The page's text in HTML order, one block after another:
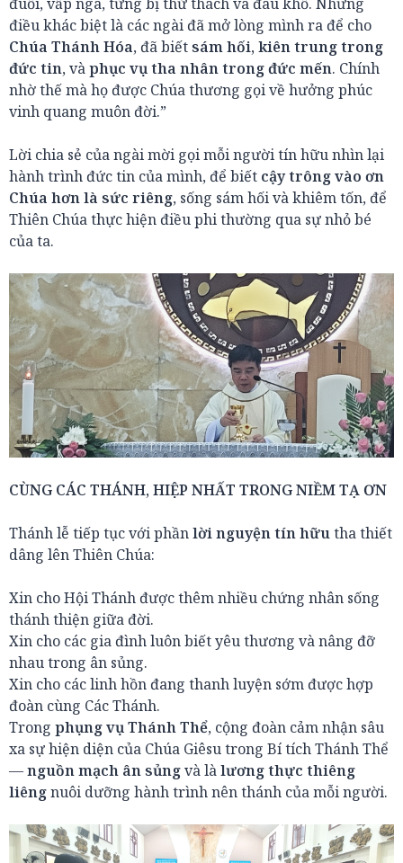
điều khác biệt là các ngài đã mở lòng mình ra để cho
Chúa Thánh Hóa, đã biếtsám hối, kiên trung trong
đức tin, vàphục vụ tha nhân trong đức mến. Chính
nhờ thế mà họ được Chúa thương gọi về hưởng phúc
vinh quang muôn đời.”
Lời chia sẻ của ngài mời gọi mỗi người tín hữu nhìn lại
hành trình đức tin của mình, để biết cậy trông vào ơn
Chúa hơn là sức riêng, sống sám hối và khiêm tốn, để
Thiên Chúa thực hiện điều phi thường qua sự nhỏ bé
của ta.
CÙNG CÁC THÁNH, HIỆP NHẤT TRONG NIỀM TẠ ƠN
Thánh lễ tiếp tục với phầnlời nguyện tín hữutha thiết
dâng lên Thiên Chúa:
Xin cho Hội Thánh được thêm nhiều chứng nhân sống
thánh thiện giữa đời.
Xin cho các gia đình luôn biết yêu thương và nâng đỡ
nhau trong ân sủng.
Xin cho các linh hồn đang thanh luyện sớm được hợp
đoàn cùng Các Thánh.
Trong phụng vụ Thánh Thể, cộng đoàn cảm nhận sâu
xa sự hiện diện của Chúa Giêsu trong Bí tích Thánh Thể
—nguồn mạch ân sủngvà làlương thực thiêng
liêngnuôi dưỡng hành trình nên thánh của mỗi người.